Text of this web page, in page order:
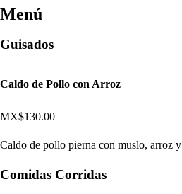
Menú
Guisados
Caldo de Pollo con Arroz
MX$130.00
Caldo de pollo pierna con muslo, arroz
Comidas Corridas